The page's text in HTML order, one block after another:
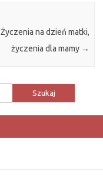
Życzenia na dzień matki,
życzenia dla mamy →